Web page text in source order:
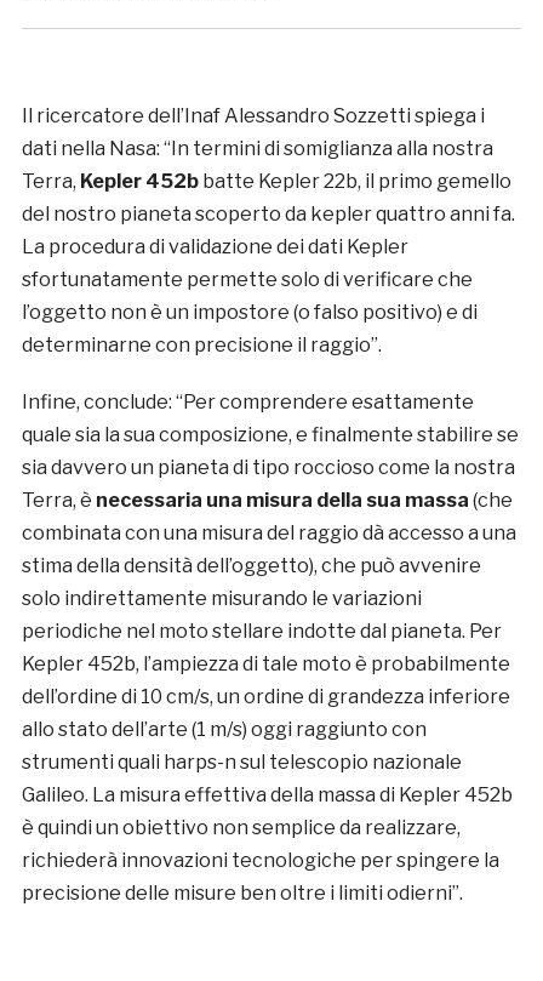
Il ricercatore dell’Inaf Alessandro Sozzetti spiega i
dati nella Nasa: “In termini di somiglianza alla nostra
Terra, Kepler 452bbatte Kepler 22b, il primo gemello
del nostro pianeta scoperto da kepler quattro anni fa.
La procedura di validazione dei dati Kepler
sfortunatamente permette solo di verificare che
l’oggetto non è un impostore (o falso positivo) e di
determinarne con precisione il raggio”.
Infine, conclude: “Per comprendere esattamente
quale sia la sua composizione, e finalmente stabilire se
sia davvero un pianeta di tipo roccioso come la nostra
Terra, è necessaria una misura della sua massa (che
combinata con una misura del raggio dà accesso a una
stima della densità dell’oggetto), che può avvenire
solo indirettamente misurando le variazioni
periodiche nel moto stellare indotte dal pianeta. Per
Kepler 452b, l’ampiezza di tale moto è probabilmente
dell’ordine di 10 cm/s, un ordine di grandezza inferiore
allo stato dell’arte (1 m/s) oggi raggiunto con
strumenti quali harps-n sul telescopio nazionale
Galileo. La misura effettiva della massa di Kepler 452b
è quindi un obiettivo non semplice da realizzare,
richiederà innovazioni tecnologiche per spingere la
precisione delle misure ben oltre i limiti odierni”.